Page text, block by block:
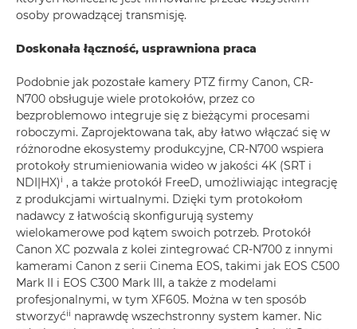
osoby prowadzącej transmisję.
Doskonała łączność, usprawniona praca
Podobnie jak pozostałe kamery PTZ firmy Canon, CR-
N700 obsługuje wiele protokołów, przez co
bezproblemowo integruje się z bieżącymi procesami
roboczymi. Zaprojektowana tak, aby łatwo włączać się w
różnorodne ekosystemy produkcyjne, CR-N700 wspiera
protokoły strumieniowania wideo w jakości 4K (SRT i
NDI|HX)i , a także protokół FreeD, umożliwiając integrację
z produkcjami wirtualnymi. Dzięki tym protokołom
nadawcy z łatwością skonfigurują systemy
wielokamerowe pod kątem swoich potrzeb. Protokół
Canon XC pozwala z kolei zintegrować CR-N700 z innymi
kamerami Canon z serii Cinema EOS, takimi jak EOS C500
Mark II i EOS C300 Mark III, a także z modelami
profesjonalnymi, w tym XF605. Można w ten sposób
stworzyćii naprawdę wszechstronny system kamer. Nic